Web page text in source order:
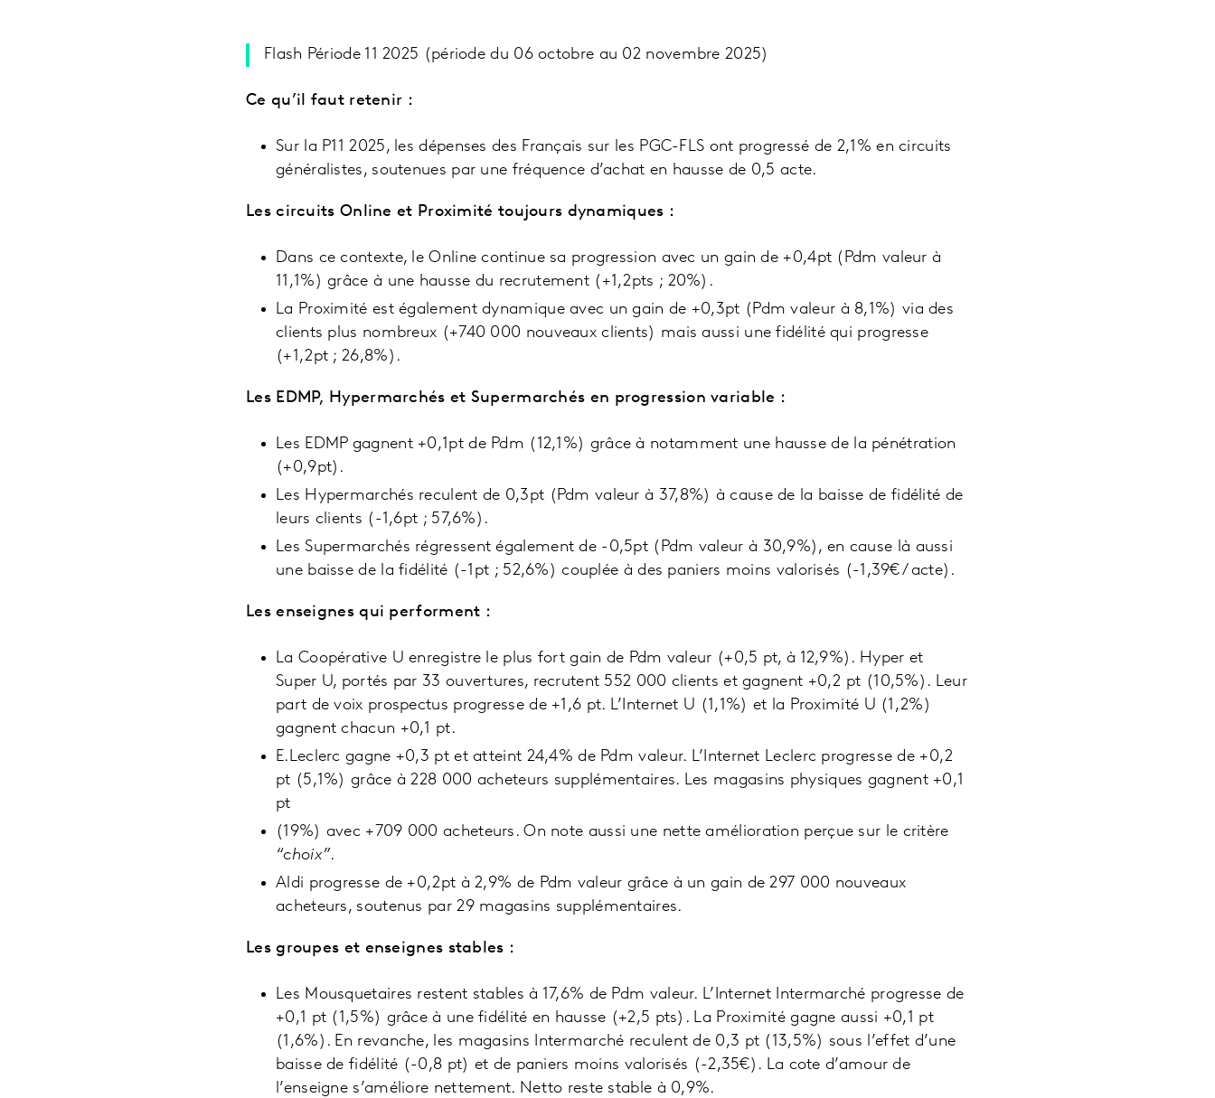
Flash Période 11 2025 (période du 06 octobre au 02 novembre 2025)
Ce qu’il faut retenir :
Sur la P11 2025, les dépenses des Français sur les PGC-FLS ont progressé de 2,1% en circuits
généralistes, soutenues par une fréquence d’achat en hausse de 0,5 acte.
Les circuits Online et Proximité toujours dynamiques :
Dans ce contexte, le Online continue sa progression avec un gain de +0,4pt (Pdm valeur à
11,1%) grâce à une hausse du recrutement (+1,2pts ; 20%).
La Proximité est également dynamique avec un gain de +0,3pt (Pdm valeur à 8,1%) via des
clients plus nombreux (+740 000 nouveaux clients) mais aussi une fidélité qui progresse
(+1,2pt ; 26,8%).
Les EDMP, Hypermarchés et Supermarchés en progression variable :
Les EDMP gagnent +0,1pt de Pdm (12,1%) grâce à notamment une hausse de la pénétration
(+0,9pt).
Les Hypermarchés reculent de 0,3pt (Pdm valeur à 37,8%) à cause de la baisse de fidélité de
leurs clients (-1,6pt ; 57,6%).
Les Supermarchés régressent également de -0,5pt (Pdm valeur à 30,9%), en cause là aussi
une baisse de la fidélité (-1pt ; 52,6%) couplée à des paniers moins valorisés (-1,39€ / acte).
Les enseignes qui performent :
La Coopérative U enregistre le plus fort gain de Pdm valeur (+0,5 pt, à 12,9%). Hyper et
Super U, portés par 33 ouvertures, recrutent 552 000 clients et gagnent +0,2 pt (10,5%). Leur
part de voix prospectus progresse de +1,6 pt. L’Internet U (1,1%) et la Proximité U (1,2%)
gagnent chacun +0,1 pt.
E.Leclerc gagne +0,3 pt et atteint 24,4% de Pdm valeur. L’Internet Leclerc progresse de +0,2
pt (5,1%) grâce à 228 000 acheteurs supplémentaires. Les magasins physiques gagnent +0,1
pt
(19%) avec +709 000 acheteurs. On note aussi une nette amélioration perçue sur le critère
“choix”.
Aldi progresse de +0,2pt à 2,9% de Pdm valeur grâce à un gain de 297 000 nouveaux
acheteurs, soutenus par 29 magasins supplémentaires.
Les groupes et enseignes stables :
Les Mousquetaires restent stables à 17,6% de Pdm valeur. L’Internet Intermarché progresse de
+0,1 pt (1,5%) grâce à une fidélité en hausse (+2,5 pts). La Proximité gagne aussi +0,1 pt
(1,6%). En revanche, les magasins Intermarché reculent de 0,3 pt (13,5%) sous l’effet d’une
baisse de fidélité (-0,8 pt) et de paniers moins valorisés (-2,35€). La cote d’amour de
l’enseigne s’améliore nettement. Netto reste stable à 0,9%.